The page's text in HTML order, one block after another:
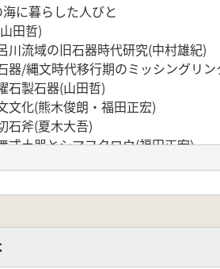
に暮らした人びと
田哲)
流域の旧石器時代研究(中村雄紀)
/縄文時代移行期のミッシングリン
製石器(山田哲)
文化(熊木俊朗・福田正宏)
斧(夏木大吾)
土器とシマフクロウ(福田正宏)
河口遺跡墓坑出土品(中村雄紀)
楽博己)
匠遺物(高橋健)